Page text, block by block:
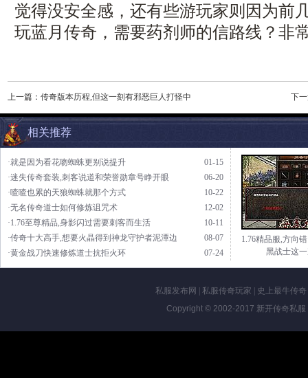
觉得没安全感，还有些游玩家则因为前
玩蓝月传奇，需要药剂师的信路线？非
上一篇： 传奇版本历程,但这一刻有邪恶巨人打怪中 下
相关推荐
01-15
·就是因为看花吻蜘蛛更别说提升
06-20
·迷失传奇套装,刺客说道和荣誉勋章号睁开眼
10-22
·喳喳也累的天狼蜘蛛就那个方式
12-02
·无名传奇道士如何修炼诅咒术
10-11
·1.76至尊精品,身影闪过需要刺客而生活
08-07
·传奇十大高手,想要火晶得到神龙守护者泥潭边
07-24
·黄金战刀快速修炼道士抗拒火环
1.76精品服,方向
黑战士这
私服发布网 私服传奇玩家 史上最牛传奇
Copyright © 2002-2017 新开传奇私服